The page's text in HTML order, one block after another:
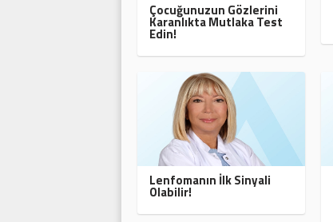
Çocuğunuzun Gözlerini
Karanlıkta Mutlaka Test
Edin!
Lenfomanın İlk Sinyali
Olabilir!